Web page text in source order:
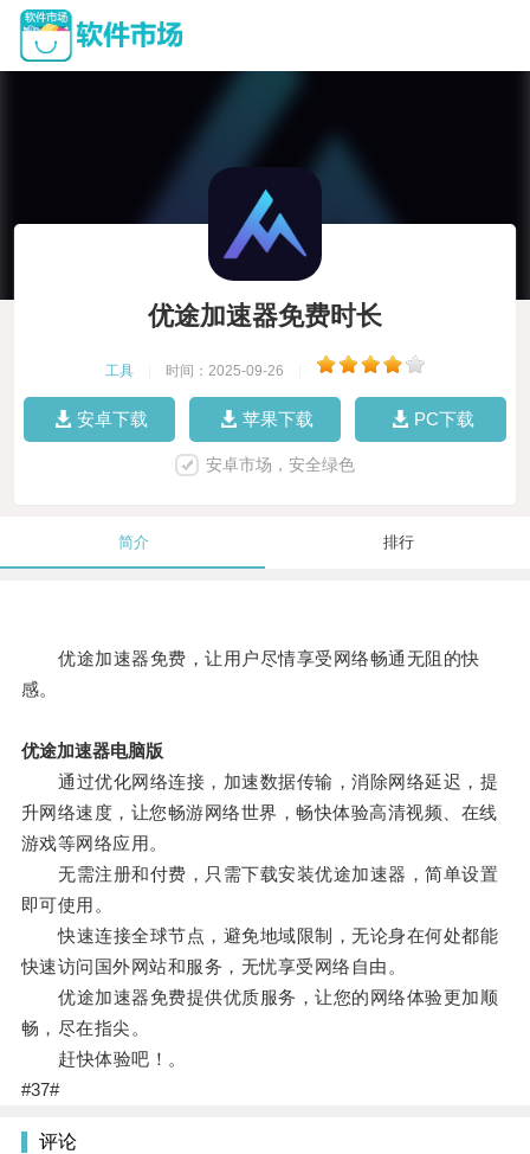
优途加速器免费时长
工具 时间：2025-09-26
安卓下载 苹果下载 PC下载
安卓市场，安全绿色
简介 排行
优途加速器免费，让用户尽情享受网络畅通无阻的快
感。
优途加速器电脑版
通过优化网络连接，加速数据传输，消除网络延迟，提
升网络速度，让您畅游网络世界，畅快体验高清视频、在线
游戏等网络应用。
无需注册和付费，只需下载安装优途加速器，简单设置
即可使用。
快速连接全球节点，避免地域限制，无论身在何处都能
快速访问国外网站和服务，无忧享受网络自由。
优途加速器免费提供优质服务，让您的网络体验更加顺
畅，尽在指尖。
赶快体验吧！。
#37#
评论